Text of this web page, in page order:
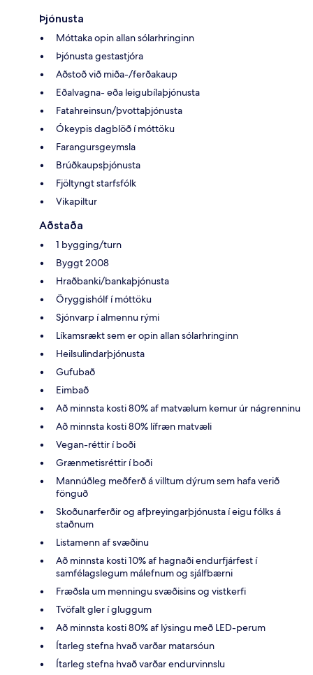
Þjónusta
Móttaka opin allan sólarhringinn
Þjónusta gestastjóra
Aðstoð við miða-/ferðakaup
Eðalvagna- eða leigubílaþjónusta
Fatahreinsun/þvottaþjónusta
Ókeypis dagblöð í móttöku
Farangursgeymsla
Brúðkaupsþjónusta
Fjöltyngt starfsfólk
Vikapiltur
Aðstaða
1 bygging/turn
Byggt 2008
Hraðbanki/bankaþjónusta
Öryggishólf í móttöku
Sjónvarp í almennu rými
Líkamsrækt sem er opin allan sólarhringinn
Heilsulindarþjónusta
Gufubað
Eimbað
Að minnsta kosti 80% af matvælum kemur úr nágrenninu
Að minnsta kosti 80% lífræn matvæli
Vegan-réttir í boði
Grænmetisréttir í boði
Mannúðleg meðferð á villtum dýrum sem hafa verið
fönguð
Skoðunarferðir og afþreyingarþjónusta í eigu fólks á
staðnum
Listamenn af svæðinu
Að minnsta kosti 10% af hagnaði endurfjárfest í
samfélagslegum málefnum og sjálfbærni
Fræðsla um menningu svæðisins og vistkerfi
Tvöfalt gler í gluggum
Að minnsta kosti 80% af lýsingu með LED-perum
Ítarleg stefna hvað varðar matarsóun
Ítarleg stefna hvað varðar endurvinnslu